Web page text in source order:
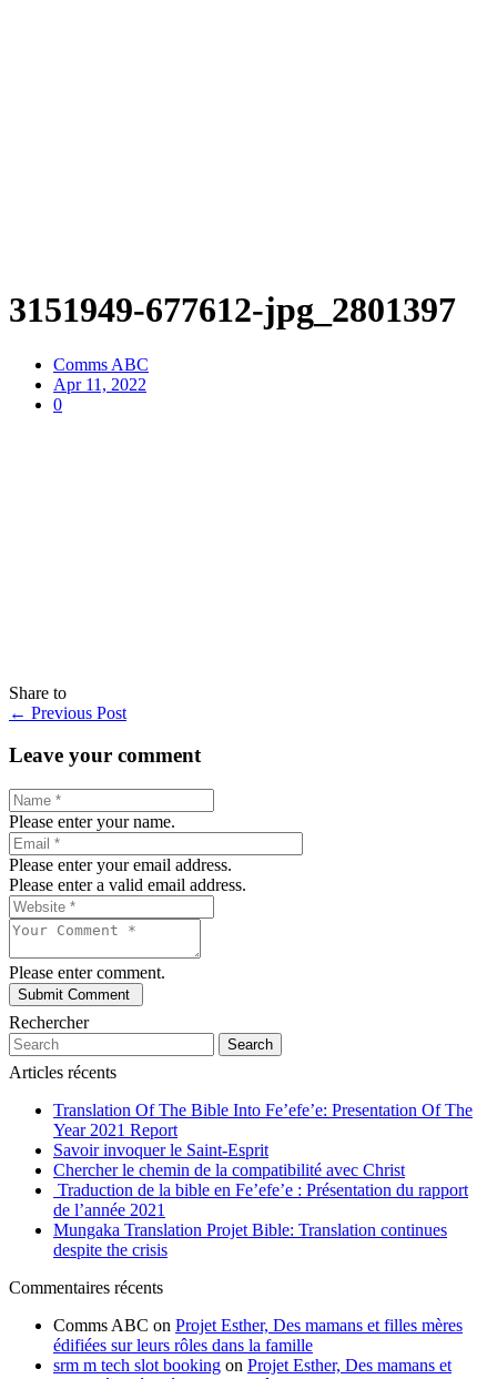
3151949-677612-jpg_2801397
Comms ABC
Apr 11, 2022
0
Share to
← Previous Post
Leave your comment
Please enter your name.
Please enter your email address.
Please enter a valid email address.
Please enter comment.
Rechercher
Search
Articles récents
Translation Of The Bible Into Fe’efe’e: Presentation Of The
Year 2021 Report
Savoir invoquer le Saint-Esprit
Chercher le chemin de la compatibilité avec Christ
Traduction de la bible en Fe’efe’e : Présentation du rapport
de l’année 2021
Mungaka Translation Projet Bible: Translation continues
despite the crisis
Commentaires récents
Comms ABC on Projet Esther, Des mamans et filles mères
édifiées sur leurs rôles dans la famille
srm m tech slot booking on Projet Esther, Des mamans et